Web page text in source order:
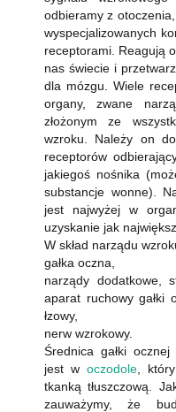
odbieramy z
wyspecjalizowanych
receptorami. Reagują
nas świecie i
dla mózgu. Wiele
organy, zwane
złożonym ze
wzroku. Należy on
receptorów
jakiegoś nośnika
substancje wonne).
jest najwyżej w
uzyskanie jak
W skład narządu
gałka oczna,
narządy dodatkowe,
aparat ruchowy gałki
łzowy,
nerw wzrokowy.
Średnica gałki
jest w oczodole, który
tkanką tłuszczową.
zauważymy, że